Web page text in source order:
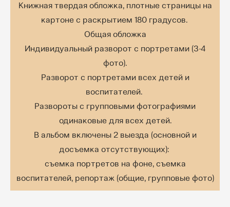
Книжная твердая обложка, плотные страницы на
картоне с раскрытием 180 градусов.
Общая обложка
Индивидуальный разворот с портретами (3-4
фото).
Разворот с портретами всех детей и
воспитателей.
Развороты с групповыми фотографиями
одинаковые для всех детей.
В альбом включены 2 выезда (основной и
досъемка отсутствующих):
съемка портретов на фоне, съемка
воспитателей, репортаж (общие, групповые фото)